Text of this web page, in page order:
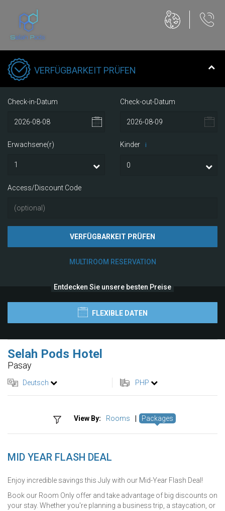
VERFÜGBARKEIT PRÜFEN
Check-in-Datum Check-out-Datum
Erwachsene(r) Kinder i
Access/Discount Code
VERFÜGBARKEIT PRÜFEN
MULTIROOM RESERVATION
Entdecken Sie unsere besten Preise
FLEXIBLE DATEN
Selah Pods Hotel
Pasay
Deutsch PHP
View By: Rooms Packages
MID YEAR FLASH DEAL
Enjoy incredible savings this July with our Mid-Year Flash Deal!
Book our Room Only offer and take advantage of big discounts on
your stay. Whether you're planning a business trip, a staycation, or